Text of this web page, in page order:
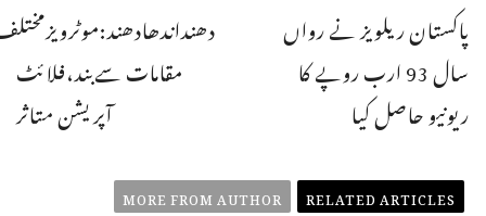
مقامات سےبند،فلائٹ
آپریشن متاثر
پاکستان ریلویز نے رواں
سال 93 ارب روپے کا
ریونیو حاصل کیا
RELATED ARTICLES
MORE FROM AUTHOR